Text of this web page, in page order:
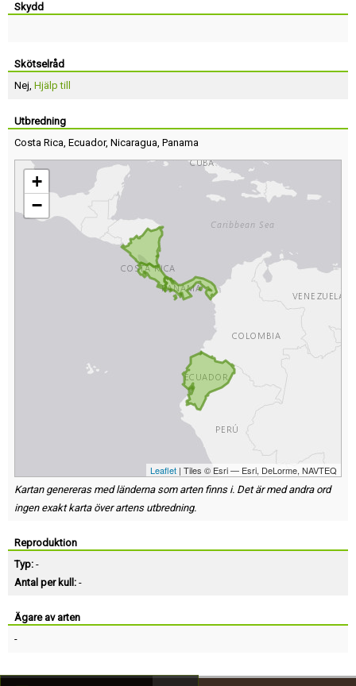
Skydd
Skötselråd
Nej, Hjälp till
Utbredning
Costa Rica, Ecuador, Nicaragua, Panama
+
−
Leaflet | Tiles © Esri — Esri, DeLorme, NAVTEQ
Kartan genereras med länderna som arten finns i. Det är med andra ord
ingen exakt karta över artens utbredning.
Reproduktion
Typ: -
Antal per kull: -
Ägare av arten
-